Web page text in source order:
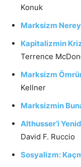
Konuk
Marksizm
Kapitalizmin
Terrence
Marksizm
Kellner
Marksizmin
Althusser’i
David F. Ruccio
Sosyalizm: